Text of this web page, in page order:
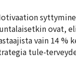
ovat,
vain 14 %
tule-